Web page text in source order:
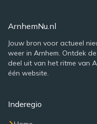
ArnhemNu.nl
Jouw bron voor actueel
weer in Arnhem. Ontdek
deel uit van het ritme van
één website.
Inderegio